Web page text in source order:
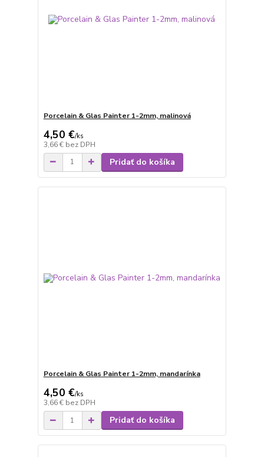
Porcelain & Glas Painter 1-2mm, malinová
4,50 €/ks
3,66 € bez DPH
Pridať do košíka
Porcelain & Glas Painter 1-2mm, mandarínka
4,50 €/ks
3,66 € bez DPH
Pridať do košíka